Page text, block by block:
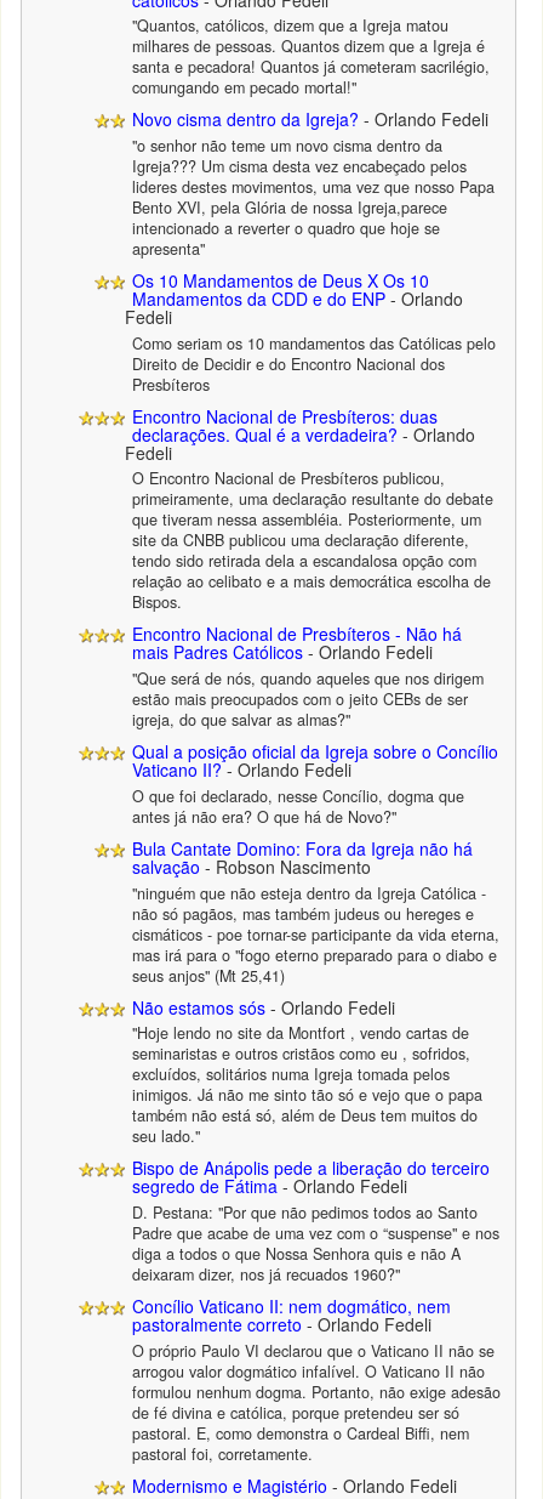
"Quantos, católicos, dizem que a Igreja matou
milhares de pessoas. Quantos dizem que a Igreja é
santa e pecadora! Quantos já cometeram sacrilégio,
comungando em pecado mortal!"
Novo cisma dentro da Igreja? - Orlando Fedeli
"o senhor não teme um novo cisma dentro da
Igreja??? Um cisma desta vez encabeçado pelos
lideres destes movimentos, uma vez que nosso Papa
Bento XVI, pela Glória de nossa Igreja,parece
intencionado a reverter o quadro que hoje se
apresenta"
Os 10 Mandamentos de Deus X Os 10
Mandamentos da CDD e do ENP - Orlando
Fedeli
Como seriam os 10 mandamentos das Católicas pelo
Direito de Decidir e do Encontro Nacional dos
Presbíteros
Encontro Nacional de Presbíteros: duas
declarações. Qual é a verdadeira? - Orlando
Fedeli
O Encontro Nacional de Presbíteros publicou,
primeiramente, uma declaração resultante do debate
que tiveram nessa assembléia. Posteriormente, um
site da CNBB publicou uma declaração diferente,
tendo sido retirada dela a escandalosa opção com
relação ao celibato e a mais democrática escolha de
Bispos.
Encontro Nacional de Presbíteros - Não há
mais Padres Católicos - Orlando Fedeli
"Que será de nós, quando aqueles que nos dirigem
estão mais preocupados com o jeito CEBs de ser
igreja, do que salvar as almas?"
Qual a posição oficial da Igreja sobre o Concílio
Vaticano II?- Orlando Fedeli
O que foi declarado, nesse Concílio, dogma que
antes já não era? O que há de Novo?"
Bula Cantate Domino: Fora da Igreja não há
salvação - Robson Nascimento
"ninguém que não esteja dentro da Igreja Católica -
não só pagãos, mas também judeus ou hereges e
cismáticos - poe tornar-se participante da vida eterna,
mas irá para o "fogo eterno preparado para o diabo e
seus anjos" (Mt 25,41)
Não estamos sós - Orlando Fedeli
"Hoje lendo no site da Montfort , vendo cartas de
seminaristas e outros cristãos como eu , sofridos,
excluídos, solitários numa Igreja tomada pelos
inimigos. Já não me sinto tão só e vejo que o papa
também não está só, além de Deus tem muitos do
seu lado."
Bispo de Anápolis pede a liberação do terceiro
segredo de Fátima - Orlando Fedeli
D. Pestana: "Por que não pedimos todos ao Santo
Padre que acabe de uma vez com o “suspense" e nos
diga a todos o que Nossa Senhora quis e não A
deixaram dizer, nos já recuados 1960?"
Concílio Vaticano II: nem dogmático, nem
pastoralmente correto - Orlando Fedeli
O próprio Paulo VI declarou que o Vaticano II não se
arrogou valor dogmático infalível. O Vaticano II não
formulou nenhum dogma. Portanto, não exige adesão
de fé divina e católica, porque pretendeu ser só
pastoral. E, como demonstra o Cardeal Biffi, nem
pastoral foi, corretamente.
Modernismo e Magistério - Orlando Fedeli